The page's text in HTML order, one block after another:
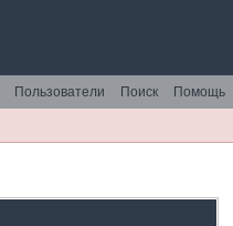
Помощь
Поиск
Пользователи